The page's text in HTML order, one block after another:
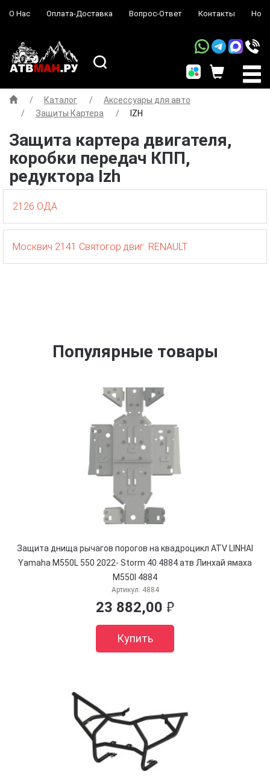
О Нас Оплата-Доставка Вопрос-Ответ Контакты
Каталог
Аксессуары для авто
Защиты Картера
IZH
Защита картера двигателя,
коробки передач КПП,
редуктора Izh
2126 ОДА
Москвич 2141 Святогор двиг. RENAULT
Популярные товары
Защита днища рычагов порогов на квадроцикл ATV LINHAI
Yamaha M550L 550 2022- Storm 40.4884 атв Линхай ямаха
M550l 4884
Артикул: 4884
23 882,00 руб.
Купить